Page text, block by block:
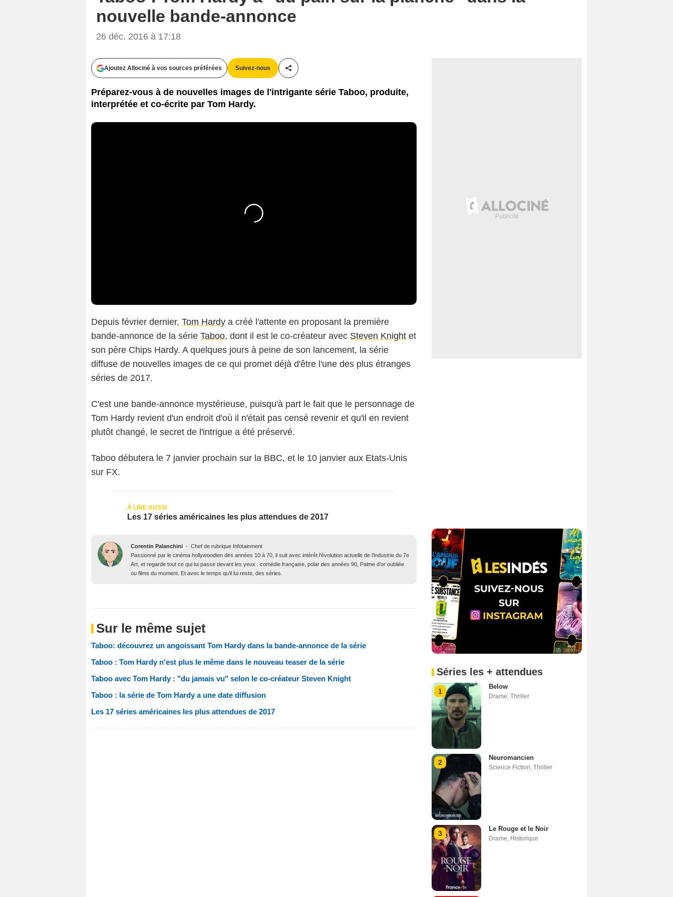
nouvelle bande-annonce
26 déc. 2016 à 17:18
Ajoutez Allociné à vos sources préférées Suivez-nous
Partager cet article
Préparez-vous à de nouvelles images de l'intrigante série Taboo, produite,
interprétée et co-écrite par Tom Hardy.
Depuis février dernier, Tom Hardy a créé l'attente en proposant la première
bande-annonce de la série Taboo, dont il est le co-créateur avec Steven Knight et
son père Chips Hardy. A quelques jours à peine de son lancement, la série
diffuse de nouvelles images de ce qui promet déjà d'être l'une des plus étranges
séries de 2017.
C'est une bande-annonce mystérieuse, puisqu'à part le fait que le personnage de
Tom Hardy revient d'un endroit d'où il n'était pas censé revenir et qu'il en revient
plutôt changé, le secret de l'intrigue a été préservé.
Taboo débutera le 7 janvier prochain sur la BBC, et le 10 janvier aux Etats-Unis
sur FX.
Les 17 séries américaines les plus attendues de 2017
Corentin Palanchini - Chef de rubrique Infotainment
Passionné par le cinéma hollywoodien des années 10 à 70, il suit avec intérêt l’évolution actuelle de l’industrie du 7e
Art, et regarde tout ce qui lui passe devant les yeux : comédie française, polar des années 90, Palme d’or oubliée
ou films du moment. Et avec le temps qu’il lui reste, des séries.
Sur le même sujet
Taboo: découvrez un angoissant Tom Hardy dans la bande-annonce de la série
Taboo : Tom Hardy n'est plus le même dans le nouveau teaser de la série
Taboo avec Tom Hardy : "du jamais vu" selon le co-créateur Steven Knight
Taboo : la série de Tom Hardy a une date diffusion
Les 17 séries américaines les plus attendues de 2017
Séries les + attendues
1
Below
Drame Thriller
2
Neuromancien
Science Fiction Thriller
3
Le Rouge et le Noir
Drame Historique